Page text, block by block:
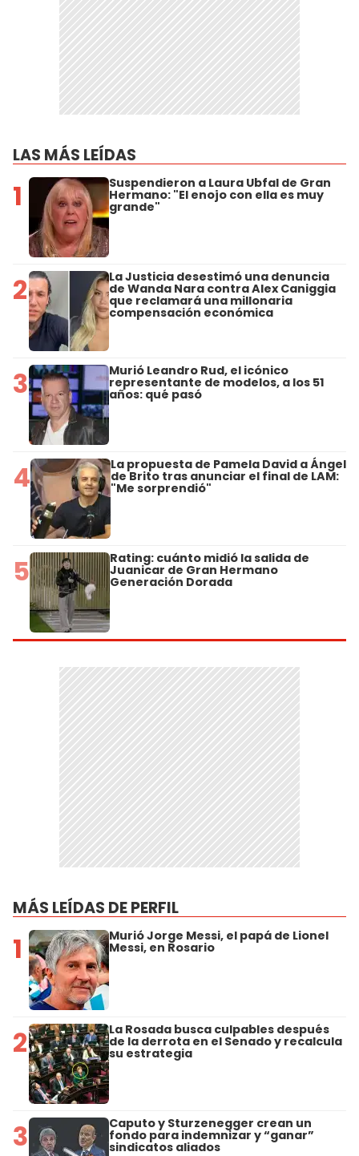
LAS MÁS LEÍDAS
1 Suspendieron a Laura Ubfal de Gran
Hermano: "El enojo con ella es muy
grande"
2 La Justicia desestimó una denuncia
de Wanda Nara contra Alex Caniggia
que reclamará una millonaria
compensación económica
3 Murió Leandro Rud, el icónico
representante de modelos, a los 51
años: qué pasó
4 La propuesta de Pamela David a Ángel
de Brito tras anunciar el final de LAM:
"Me sorprendió"
5 Rating: cuánto midió la salida de
Juanicar de Gran Hermano
Generación Dorada
MÁS LEÍDAS DE PERFIL
1 Murió Jorge Messi, el papá de Lionel
Messi, en Rosario
2 La Rosada busca culpables después
de la derrota en el Senado y recalcula
su estrategia
3 Caputo y Sturzenegger crean un
fondo para indemnizar y “ganar”
sindicatos aliados